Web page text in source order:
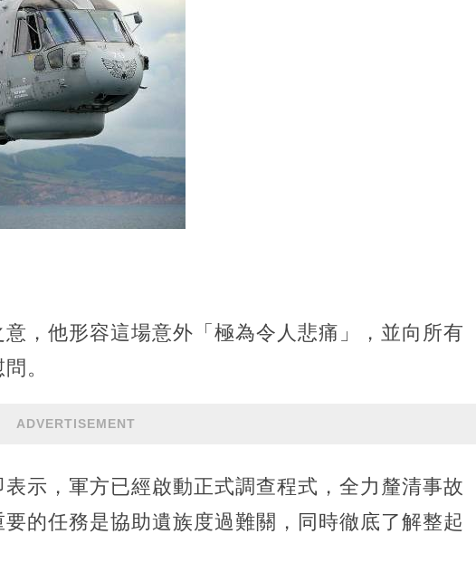
，他形容這場意外「極為令人悲痛」，並向所有
。
ADVERTISEMENT
示，軍方已經啟動正式調查程式，全力釐清事故
的任務是協助遺族度過難關，同時徹底了解整起